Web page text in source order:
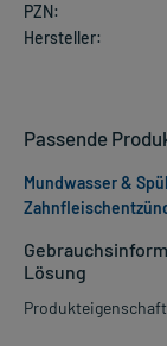
PZN:
Hersteller:
Lösung
Passende
Mundwasser &